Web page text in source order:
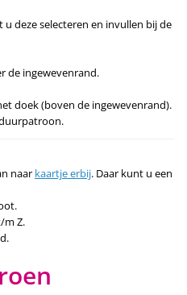
deze selecteren en invullen bij de
de ingewevenrand.
doek (boven de ingewevenrand).
naar kaartje erbij. Daar kunt u een
m Z.